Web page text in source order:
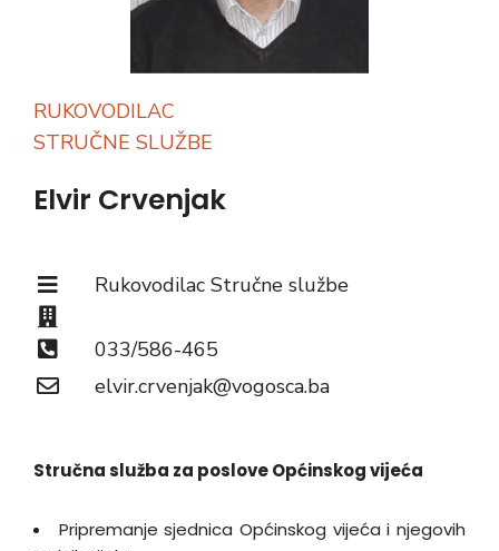
RUKOVODILAC
STRUČNE SLUŽBE
Elvir Crvenjak
Rukovodilac Stručne službe
033/586-465
elvir.crvenjak@vogosca.ba
Stručna služba za poslove Općinskog vijeća
Pripremanje sjednica Općinskog vijeća i njegovih